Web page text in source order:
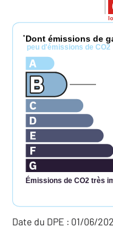
* Dont émissions de
peu d'émissions de CO2
Émissions de CO2 très
Date du DPE : 01/06/